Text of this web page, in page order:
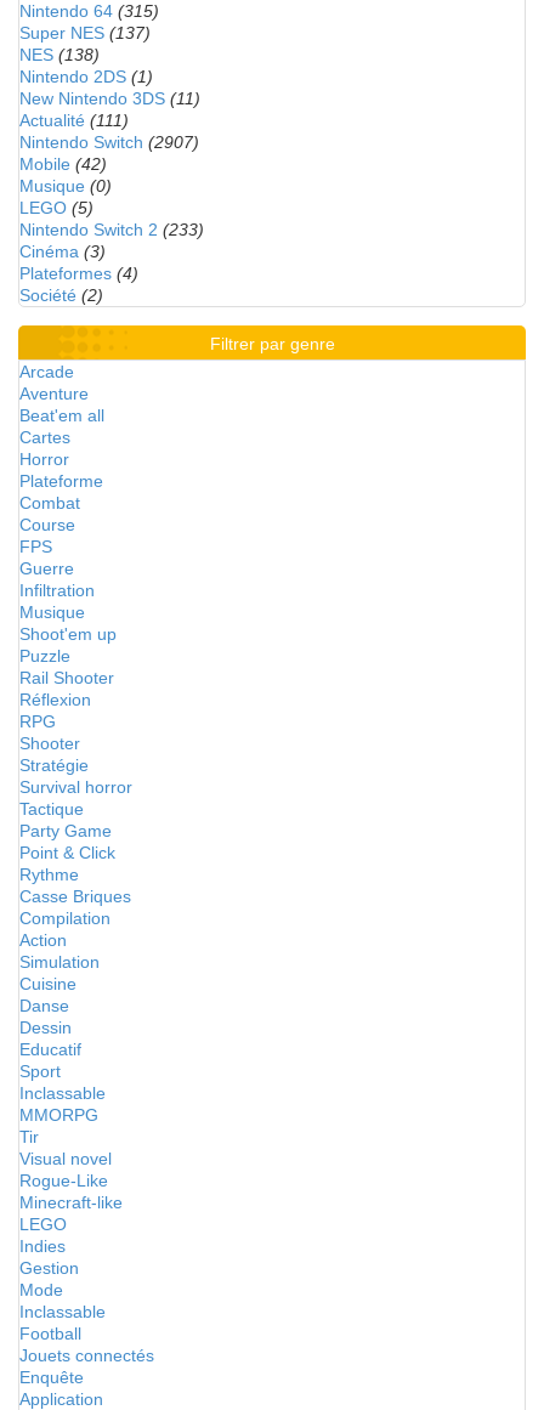
Nintendo 64 (315)
Super NES (137)
NES (138)
Nintendo 2DS (1)
New Nintendo 3DS (11)
Actualité (111)
Nintendo Switch (2907)
Mobile (42)
Musique (0)
LEGO (5)
Nintendo Switch 2 (233)
Cinéma (3)
Plateformes (4)
Société (2)
Filtrer par genre
Arcade
Aventure
Beat'em all
Cartes
Horror
Plateforme
Combat
Course
FPS
Guerre
Infiltration
Musique
Shoot'em up
Puzzle
Rail Shooter
Réflexion
RPG
Shooter
Stratégie
Survival horror
Tactique
Party Game
Point & Click
Rythme
Casse Briques
Compilation
Action
Simulation
Cuisine
Danse
Dessin
Educatif
Sport
Inclassable
MMORPG
Tir
Visual novel
Rogue-Like
Minecraft-like
LEGO
Indies
Gestion
Mode
Inclassable
Football
Jouets connectés
Enquête
Application